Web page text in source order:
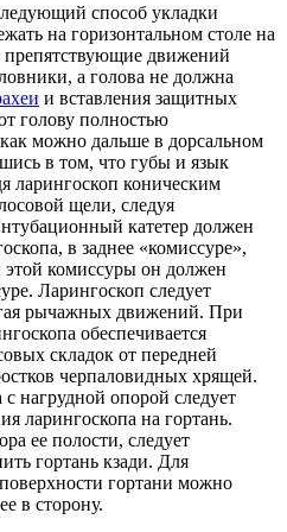
способ укладки
на горизонтальном столе на
препятствующие движений
а голова не должна
и вставления защитных
голову полностью
можно дальше в дорсальном
в том, что губы и язык
ларингоскоп коническим
щели, следуя
катетер должен
в заднее «комиссуре»,
комиссуры он должен
Ларингоскоп следует
рычажных движений. При
обеспечивается
складок от передней
черпаловидных хрящей.
нагрудной опорой следует
ларингоскопа на гортань.
ее полости, следует
гортань кзади. Для
гортани можно
в сторону.